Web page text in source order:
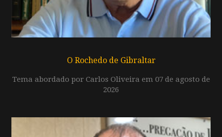
O Rochedo de Gibraltar
Tema abordado por Carlos Oliveira em 07 de agosto de
2026